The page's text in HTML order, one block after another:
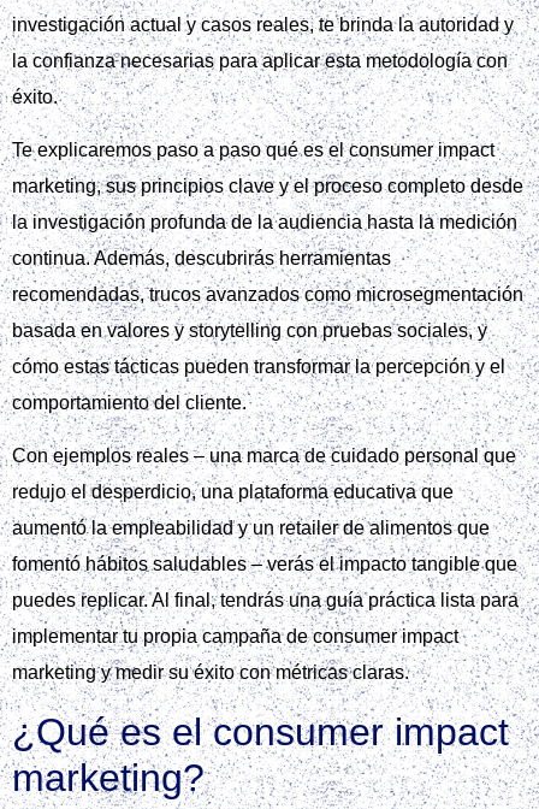
investigación actual y casos reales, te brinda la autoridad y
la confianza necesarias para aplicar esta metodología con
éxito.
Te explicaremos paso a paso qué es el consumer impact
marketing, sus principios clave y el proceso completo desde
la investigación profunda de la audiencia hasta la medición
continua. Además, descubrirás herramientas
recomendadas, trucos avanzados como microsegmentación
basada en valores y storytelling con pruebas sociales, y
cómo estas tácticas pueden transformar la percepción y el
comportamiento del cliente.
Con ejemplos reales – una marca de cuidado personal que
redujo el desperdicio, una plataforma educativa que
aumentó la empleabilidad y un retailer de alimentos que
fomentó hábitos saludables – verás el impacto tangible que
puedes replicar. Al final, tendrás una guía práctica lista para
implementar tu propia campaña de consumer impact
marketing y medir su éxito con métricas claras.
¿Qué es el consumer impact
marketing?